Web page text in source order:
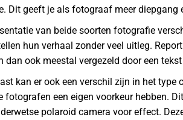
Dit geeft je als fotograaf meer diepgang
van beide soorten fotografie
hun verhaal zonder veel uitleg.
dan ook meestal vergezeld door een
kan er ook een verschil zijn in het
fotografen een eigen voorkeur hebben.
polaroid camera voor effect.